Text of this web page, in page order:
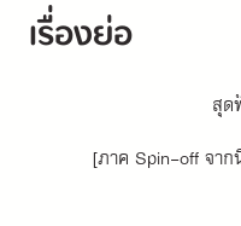
เรื่องย่อ
สุด
[ภาค Spin-off จา